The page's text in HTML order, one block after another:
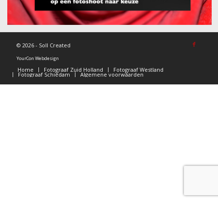
© 2026 - Soll Created
YourCon Webdesign
Home Fotograaf Zuid Holland Fotograaf Westland
Fotograaf Schiedam Algemene voorwaarden